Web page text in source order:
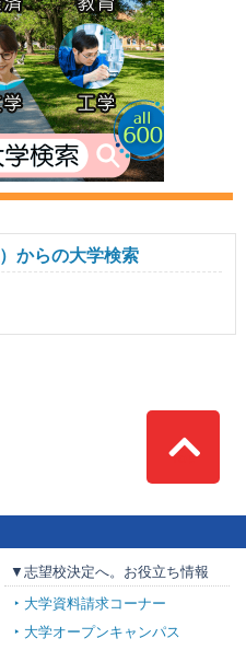
からの大学検索
Top
▼志望校決定へ。お役立ち情報
大学資料請求コーナー
大学オープンキャンパス